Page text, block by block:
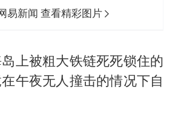
易新闻 查看精彩图片
上被粗大铁链死死锁住的
午夜无人撞击的情况下自